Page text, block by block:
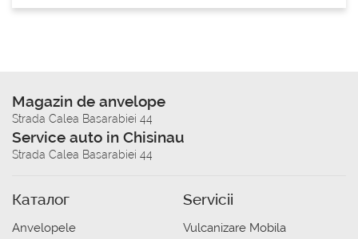
Magazin de anvelope
Strada Calea Basarabiei 44
Service auto in Chisinau
Strada Calea Basarabiei 44
Каталог
Anvelopele
Servicii
Vulcanizare Mobila